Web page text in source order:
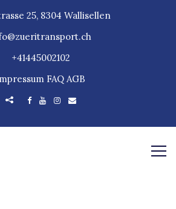
25, 8304 Wallisellen
+41445002102
FAQ AGB